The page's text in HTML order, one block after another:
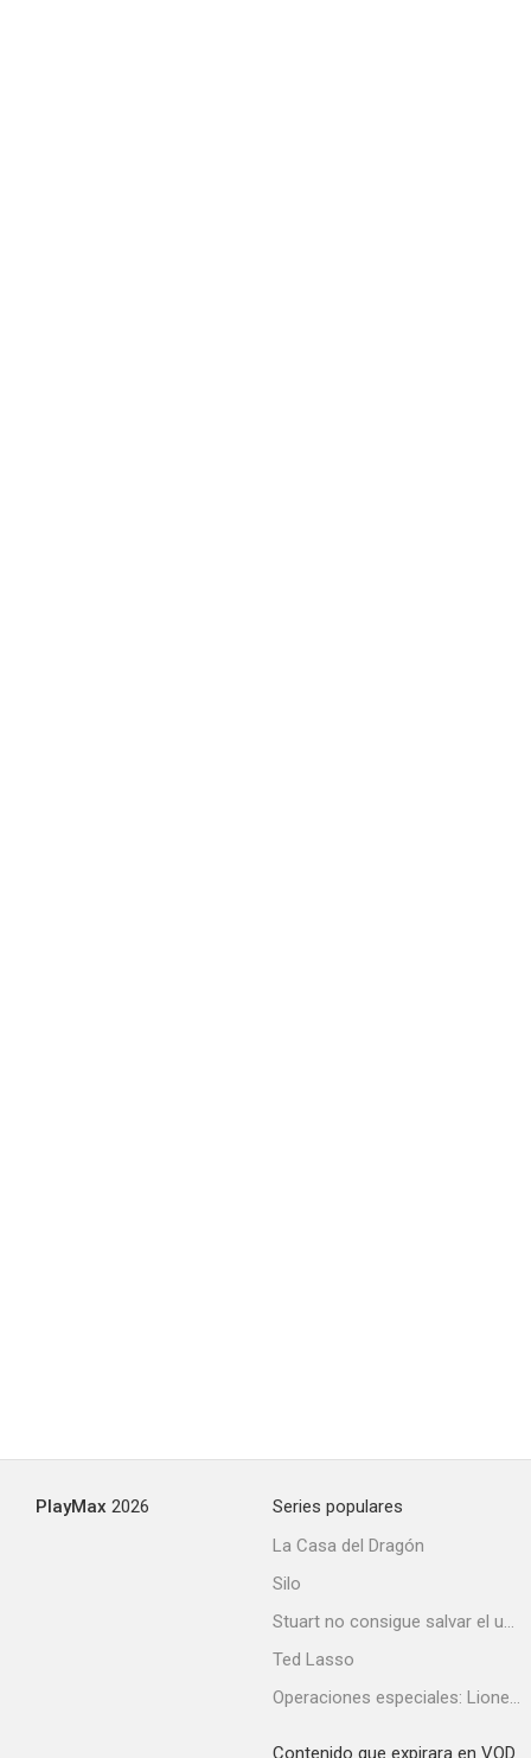
PlayMax 2026
Series populares
La Casa del Dragón
Silo
Stuart no consigue salvar el universo
Ted Lasso
Operaciones especiales: Lioness
Contenido que expirara en VOD